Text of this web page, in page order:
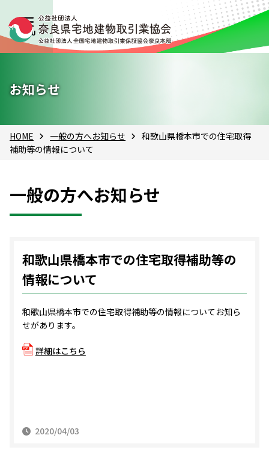
お知らせ
HOME 一般の方へお知らせ
和歌山県橋本市での住宅取得
補助等の情報について
一般の方へお知らせ
和歌山県橋本市での住宅取得補助等の
情報について
2020/04/03
和歌山県橋本市での住宅取得補助等の情報についてお知ら
せがあります。
詳細はこちら